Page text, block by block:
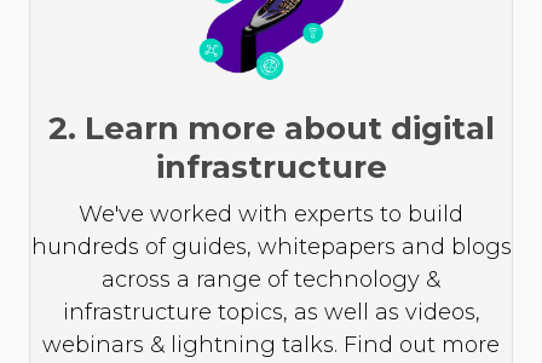
2. Learn more about digital
infrastructure
We've worked with experts to build
hundreds of guides, whitepapers and blogs
across a range of technology &
infrastructure topics, as well as videos,
webinars & lightning talks. Find out more